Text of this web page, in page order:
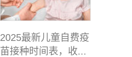
2025最新儿童自费疫
苗接种时间表，收...